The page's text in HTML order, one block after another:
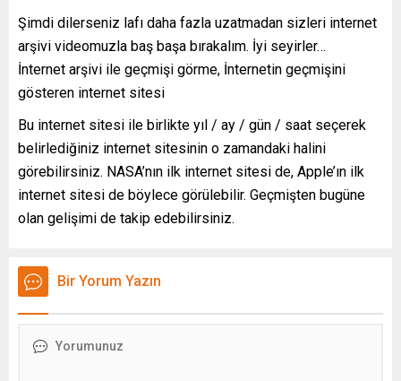
Şimdi dilerseniz lafı daha fazla uzatmadan sizleri internet
arşivi videomuzla baş başa bırakalım. İyi seyirler…
İnternet arşivi ile geçmişi görme, İnternetin geçmişini
gösteren internet sitesi
Bu internet sitesi ile birlikte yıl / ay / gün / saat seçerek
belirlediğiniz internet sitesinin o zamandaki halini
görebilirsiniz. NASA’nın ilk internet sitesi de, Apple’ın ilk
internet sitesi de böylece görülebilir. Geçmişten bugüne
olan gelişimi de takip edebilirsiniz.
Bir Yorum Yazın